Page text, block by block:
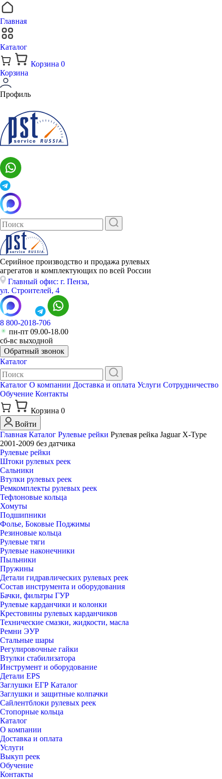
Главная
Каталог
Корзина 0
Корзина
Профиль
Серийное производство и продажа рулевых
агрегатов и комплектующих по всей России
Главный офис: г. Пенза,
ул. Строителей, 4
8 800-2018-706
пн-пт 09.00-18.00
сб-вс выходной
Обратный звонок
Каталог
Каталог О компании Доставка и оплата Услуги Сотрудничество
Обучение Контакты
Корзина 0
Войти
Главная Каталог Рулевые рейки Рулевая рейка Jaguar X-Type
2001-2009 без датчика
Рулевые рейки
Штоки рулевых реек
Сальники
Втулки рулевых реек
Ремкомплекты рулевых реек
Тефлоновые кольца
Хомуты
Подшипники
Фолье, Боковые Поджимы
Резиновые кольца
Рулевые тяги
Рулевые наконечники
Пыльники
Пружины
Детали гидравлических рулевых реек
Состав инструмента и оборудования
Бачки, фильтры ГУР
Рулевые карданчики и колонки
Крестовины рулевых карданчиков
Технические смазки, жидкости, масла
Ремни ЭУР
Стальные шары
Регулировочные гайки
Втулки стабилизатора
Инструмент и оборудование
Детали EPS
Заглушки ЕГР Каталог
Заглушки и защитные колпачки
Сайлентблоки рулевых реек
Стопорные кольца
Каталог
О компании
Доставка и оплата
Услуги
Выкуп реек
Обучение
Контакты